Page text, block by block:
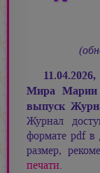
Мира
выпуск
Журнал
формате pdf в
размер,
печати.